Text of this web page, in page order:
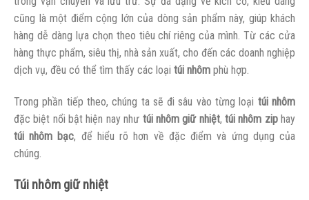
cũng là một điểm cộng lớn của dòng sản phẩm này, giúp khách
hàng dễ dàng lựa chọn theo tiêu chí riêng của mình. Từ các cửa
hàng thực phẩm, siêu thị, nhà sản xuất, cho đến các doanh nghiệp
dịch vụ, đều có thể tìm thấy các loại túi nhôm phù hợp.
Trong phần tiếp theo, chúng ta sẽ đi sâu vào từng loại túi nhôm
đặc biệt nổi bật hiện nay như túi nhôm giữ nhiệt, túi nhôm ziphay
túi nhôm bạc, để hiểu rõ hơn về đặc điểm và ứng dụng của
chúng.
Túi nhôm giữ nhiệt